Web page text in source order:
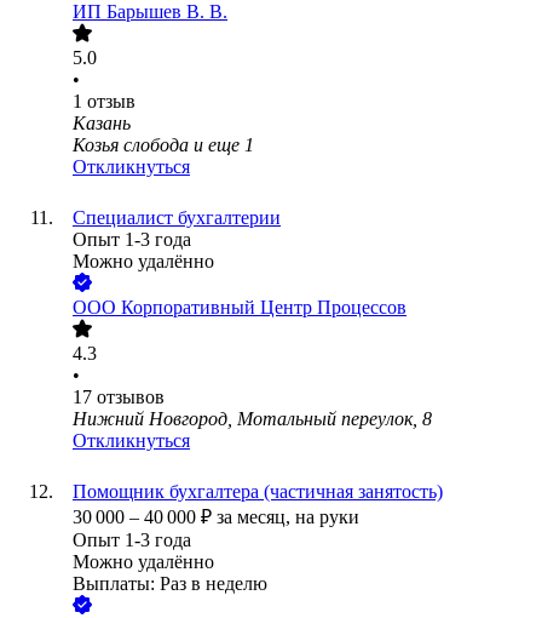
ИП Барышев В. В.
5.0
•
1 отзыв
Казань
Козья слобода и еще 1
Откликнуться
Специалист бухгалтерии
Опыт 1-3 года
Можно удалённо
ООО Корпоративный Центр Процессов
4.3
•
17 отзывов
Нижний Новгород, Мотальный переулок, 8
Откликнуться
Помощник бухгалтера (частичная занятость)
30 000 – 40 000 ₽ за месяц, на руки
Опыт 1-3 года
Можно удалённо
Выплаты: Раз в неделю